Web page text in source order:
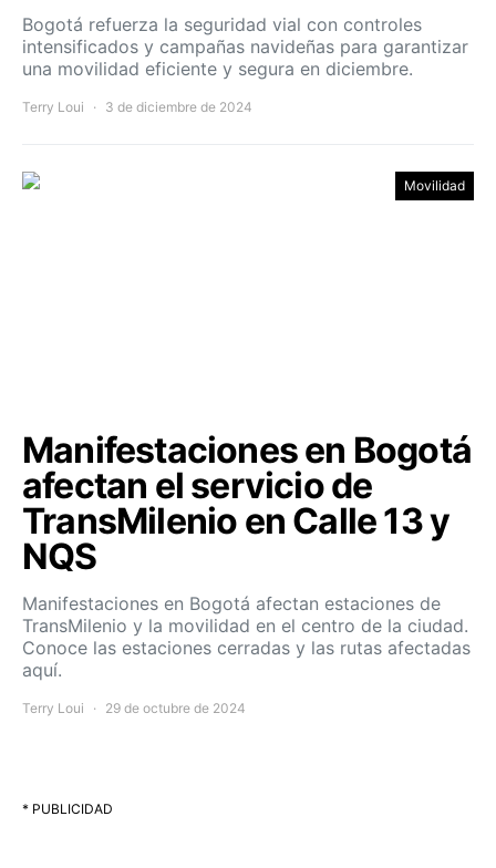
Bogotá refuerza la seguridad vial con controles
intensificados y campañas navideñas para garantizar
una movilidad eficiente y segura en diciembre.
Terry Loui 3 de diciembre de 2024
Movilidad
Manifestaciones en Bogotá
afectan el servicio de
TransMilenio en Calle 13 y
NQS
Manifestaciones en Bogotá afectan estaciones de
TransMilenio y la movilidad en el centro de la ciudad.
Conoce las estaciones cerradas y las rutas afectadas
aquí.
Terry Loui 29 de octubre de 2024
* PUBLICIDAD